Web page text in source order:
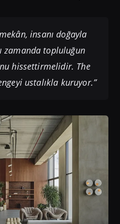
insanı doğayla
zamanda topluluğun
hissettirmelidir. The
ustalıkla kuruyor.”